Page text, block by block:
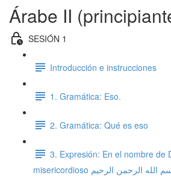
Árabe II
SESIÓN 1
Introducción e instrucciones
1. Gramática: Eso.
2. Gramática: Qué es eso
3. Expresión: En el nombre de